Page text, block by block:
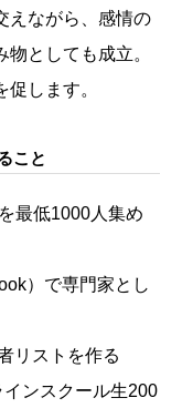
えながら、感情の
としても成立。
します。
こと
最低1000人集め
）で専門家とし
リストを作る
ンスクール生200